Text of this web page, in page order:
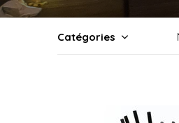
Catégories